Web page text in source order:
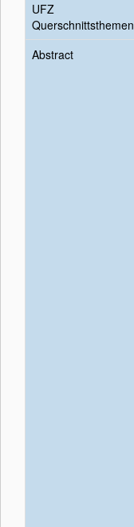
UFZ
Querschnittsthemen
Abstract